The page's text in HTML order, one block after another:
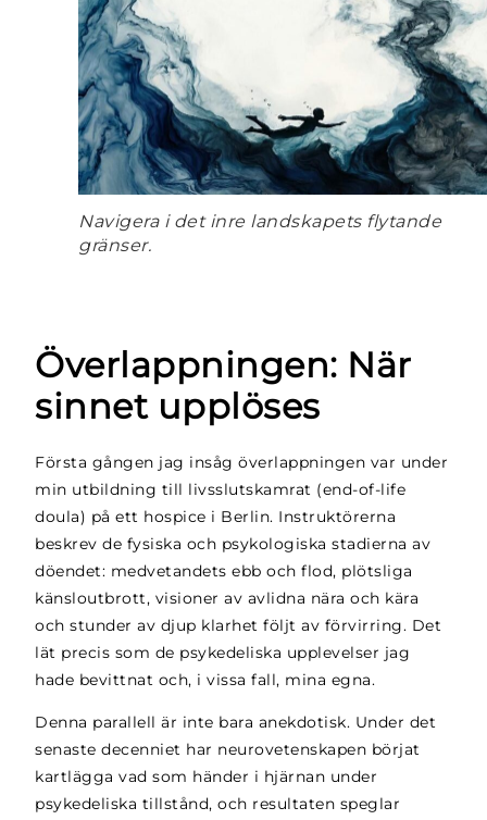
Navigera i det inre landskapets flytande
gränser.
Överlappningen: När
sinnet upplöses
Första gången jag insåg överlappningen var under
min utbildning till livsslutskamrat (end-of-life
doula) på ett hospice i Berlin. Instruktörerna
beskrev de fysiska och psykologiska stadierna av
döendet: medvetandets ebb och flod, plötsliga
känsloutbrott, visioner av avlidna nära och kära
och stunder av djup klarhet följt av förvirring. Det
lät precis som de psykedeliska upplevelser jag
hade bevittnat och, i vissa fall, mina egna.
Denna parallell är inte bara anekdotisk. Under det
senaste decenniet har neurovetenskapen börjat
kartlägga vad som händer i hjärnan under
psykedeliska tillstånd, och resultaten speglar